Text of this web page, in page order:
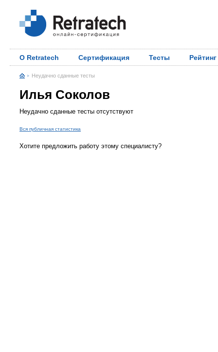
О Retratech Сертификация Тесты Рейтинг
Неудачно сданные тесты
Илья Соколов
Неудачно сданные тесты отсутствуют
Вся публичная статистика
Хотите предложить работу этому специалисту?